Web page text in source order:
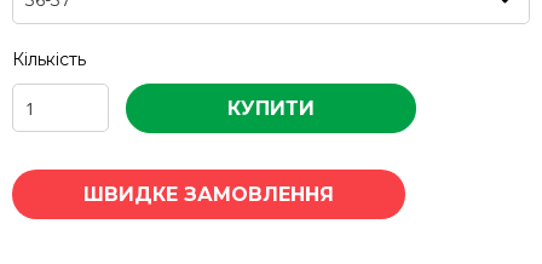
Кількість
КУПИТИ
ШВИДКЕ ЗАМОВЛЕННЯ